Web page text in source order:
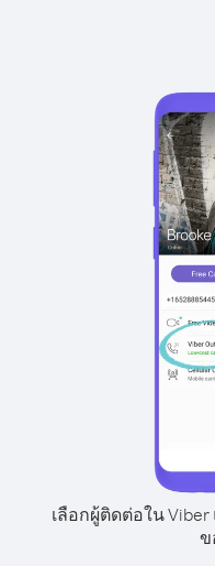
เลือกผู้ติดต่อใน
ข